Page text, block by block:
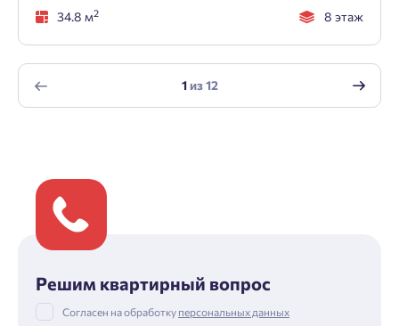
34.8 м2 8 этаж
1из12
Решим квартирный вопрос
Согласен на обработку персональных данных